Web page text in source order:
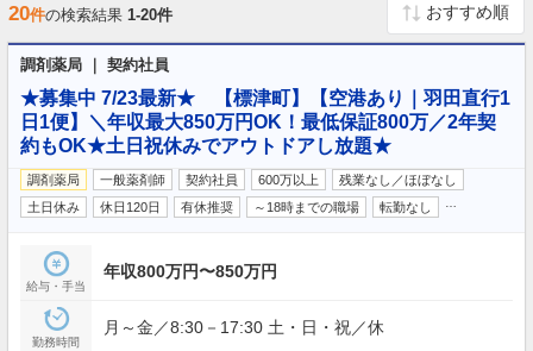
20件の検索結果 1-20件
調剤薬局 ｜ 契約社員
★募集中 7/23最新★ 【標津町】【空港あり｜羽田直行1
日1便】＼年収最大850万円OK！最低保証800万／2年契
約もOK★土日祝休みでアウトドアし放題★
調剤薬局 一般薬剤師 契約社員 600万以上
残業なし／ほぼなし
土日休み
休日120日 有休推奨 ～18時までの職場 転勤なし
給与・手当
年収800万円〜850万円
勤務時間
月～金／8:30－17:30 土・日・祝／休